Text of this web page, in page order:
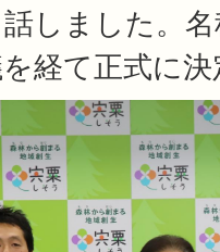
しました。
経て正式に